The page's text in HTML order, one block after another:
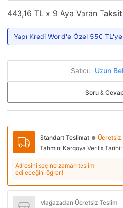
443,16 TL x 9 Aya Varan
Yapı Kredi World'e Özel 550
Satıcı: Uzun
Soru &
Standart Teslimat ● Ücretsiz
Tahmini Kargoya Veriliş Tarihi:
Adresini seç ne zaman teslim
edileceğini öğren!
Mağazadan Ücretsiz Teslim